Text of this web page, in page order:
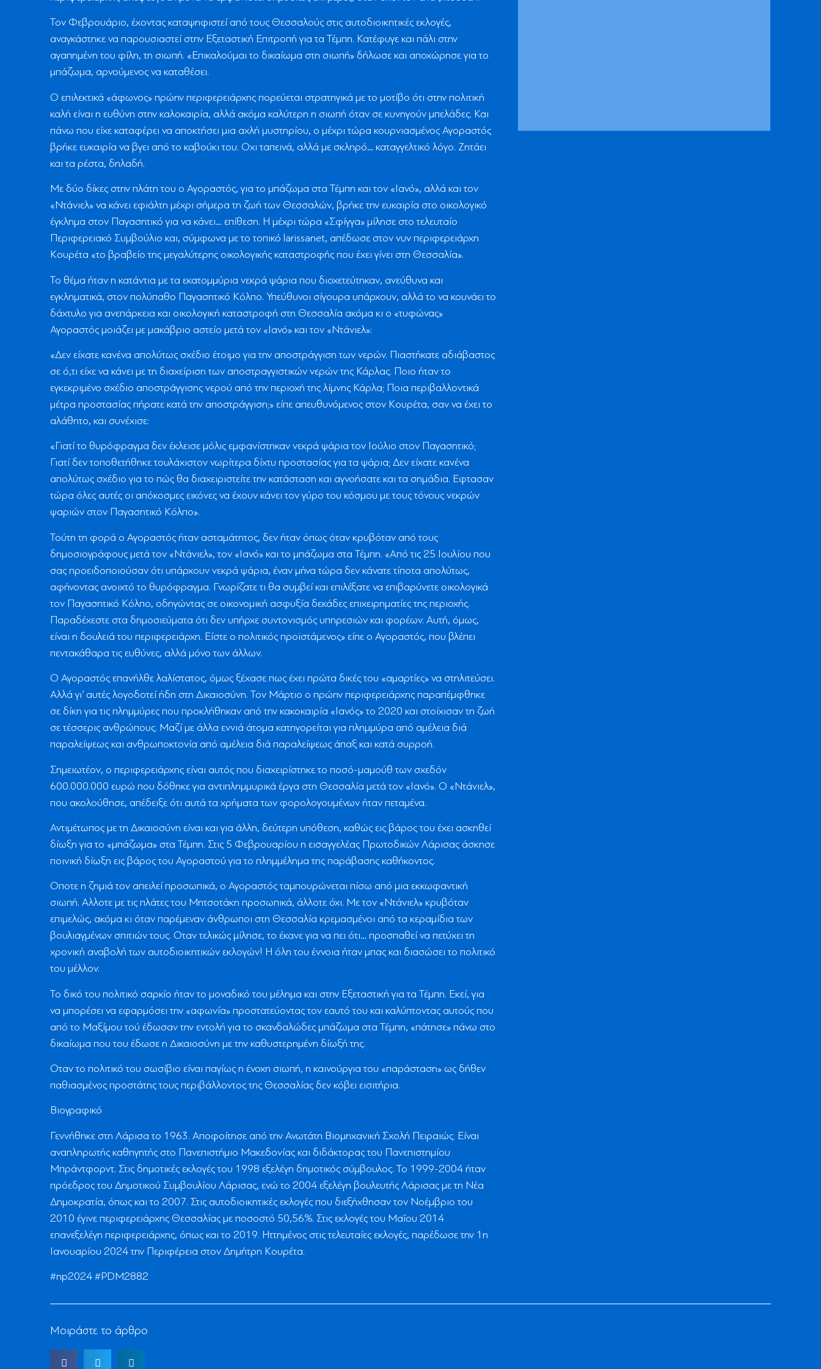
Τον Φεβρουάριο, έχοντας καταψηφιστεί από τους Θεσσαλούς στις αυτοδιοικητικές εκλογές,
αναγκάστηκε να παρουσιαστεί στην Εξεταστική Επιτροπή για τα Τέμπη. Κατέφυγε και πάλι στην
αγαπημένη του φίλη, τη σιωπή. «Επικαλούμαι το δικαίωμα στη σιωπή» δήλωσε και αποχώρησε για το
μπάζωμα, αρνούμενος να καταθέσει.
Ο επιλεκτικά «άφωνος» πρώην περιφερειάρχης πορεύεται στρατηγικά με το μοτίβο ότι στην πολιτική
καλή είναι η ευθύνη στην καλοκαιρία, αλλά ακόμα καλύτερη η σιωπή όταν σε κυνηγούν μπελάδες. Και
πάνω που είχε καταφέρει να αποκτήσει μια αχλή μυστηρίου, ο μέχρι τώρα κουρνιασμένος Αγοραστός
βρήκε ευκαιρία να βγει από το καβούκι του. Οχι ταπεινά, αλλά με σκληρό… καταγγελτικό λόγο. Ζητάει
και τα ρέστα, δηλαδή.
Με δύο δίκες στην πλάτη του ο Αγοραστός, για το μπάζωμα στα Τέμπη και τον «Ιανό», αλλά και τον
«Ντάνιελ» να κάνει εφιάλτη μέχρι σήμερα τη ζωή των Θεσσαλών, βρήκε την ευκαιρία στο οικολογικό
έγκλημα στον Παγασητικό για να κάνει… επίθεση. Η μέχρι τώρα «Σφίγγα» μίλησε στο τελευταίο
Περιφερειακό Συμβούλιο και, σύμφωνα με το τοπικό larissanet, απέδωσε στον νυν περιφερειάρχη
Κουρέτα «το βραβείο της μεγαλύτερης οικολογικής καταστροφής που έχει γίνει στη Θεσσαλία».
Το θέμα ήταν η κατάντια με τα εκατομμύρια νεκρά ψάρια που διοχετεύτηκαν, ανεύθυνα και
εγκληματικά, στον πολύπαθο Παγασητικό Κόλπο. Υπεύθυνοι σίγουρα υπάρχουν, αλλά το να κουνάει το
δάχτυλο για ανεπάρκεια και οικολογική καταστροφή στη Θεσσαλία ακόμα κι ο «τυφώνας»
Αγοραστός μοιάζει με μακάβριο αστείο μετά τον «Ιανό» και τον «Ντάνιελ»:
«Δεν είχατε κανένα απολύτως σχέδιο έτοιμο για την αποστράγγιση των νερών. Πιαστήκατε αδιάβαστος
σε ό,τι είχε να κάνει με τη διαχείριση των αποστραγγιστικών νερών της Κάρλας. Ποιο ήταν το
εγκεκριμένο σχέδιο αποστράγγισης νερού από την περιοχή της λίμνης Κάρλα; Ποια περιβαλλοντικά
μέτρα προστασίας πήρατε κατά την αποστράγγιση;» είπε απευθυνόμενος στον Κουρέτα, σαν να έχει το
αλάθητο, και συνέχισε:
«Γιατί το θυρόφραγμα δεν έκλεισε μόλις εμφανίστηκαν νεκρά ψάρια τον Ιούλιο στον Παγασητικό;
Γιατί δεν τοποθετήθηκε τουλάχιστον νωρίτερα δίχτυ προστασίας για τα ψάρια; Δεν είχατε κανένα
απολύτως σχέδιο για το πώς θα διαχειριστείτε την κατάσταση και αγνοήσατε και τα σημάδια. Εφτασαν
τώρα όλες αυτές οι απόκοσμες εικόνες να έχουν κάνει τον γύρο του κόσμου με τους τόνους νεκρών
ψαριών στον Παγασητικό Κόλπο».
Τούτη τη φορά ο Αγοραστός ήταν ασταμάτητος, δεν ήταν όπως όταν κρυβόταν από τους
δημοσιογράφους μετά τον «Ντάνιελ», τον «Ιανό» και το μπάζωμα στα Τέμπη. «Από τις 25 Ιουλίου που
σας προειδοποιούσαν ότι υπάρχουν νεκρά ψάρια, έναν μήνα τώρα δεν κάνατε τίποτα απολύτως,
αφήνοντας ανοιχτό το θυρόφραγμα. Γνωρίζατε τι θα συμβεί και επιλέξατε να επιβαρύνετε οικολογικά
τον Παγασητικό Κόλπο, οδηγώντας σε οικονομική ασφυξία δεκάδες επιχειρηματίες της περιοχής.
Παραδέχεστε στα δημοσιεύματα ότι δεν υπήρχε συντονισμός υπηρεσιών και φορέων. Αυτή, όμως,
είναι η δουλειά του περιφερειάρχη. Είστε ο πολιτικός προϊστάμενος» είπε ο Αγοραστός, που βλέπει
πεντακάθαρα τις ευθύνες, αλλά μόνο των άλλων.
Ο Αγοραστός επανήλθε λαλίστατος, όμως ξέχασε πως έχει πρώτα δικές του «αμαρτίες» να στηλιτεύσει.
Αλλά γι’ αυτές λογοδοτεί ήδη στη Δικαιοσύνη. Τον Μάρτιο ο πρώην περιφερειάρχης παραπέμφθηκε
σε δίκη για τις πλημμύρες που προκλήθηκαν από την κακοκαιρία «Ιανός» το 2020 και στοίχισαν τη ζωή
σε τέσσερις ανθρώπους. Μαζί με άλλα εννιά άτομα κατηγορείται για πλημμύρα από αμέλεια διά
παραλείψεως και ανθρωποκτονία από αμέλεια διά παραλείψεως άπαξ και κατά συρροή.
Σημειωτέον, ο περιφερειάρχης είναι αυτός που διαχειρίστηκε το ποσό-μαμούθ των σχεδόν
600.000.000 ευρώ που δόθηκε για αντιπλημμυρικά έργα στη Θεσσαλία μετά τον «Ιανό». Ο «Ντάνιελ»,
που ακολούθησε, απέδειξε ότι αυτά τα χρήματα των φορολογουμένων ήταν πεταμένα.
Αντιμέτωπος με τη Δικαιοσύνη είναι και για άλλη, δεύτερη υπόθεση, καθώς εις βάρος του έχει ασκηθεί
δίωξη για το «μπάζωμα» στα Τέμπη. Στις 5 Φεβρουαρίου η εισαγγελέας Πρωτοδικών Λάρισας άσκησε
ποινική δίωξη εις βάρος του Αγοραστού για το πλημμέλημα της παράβασης καθήκοντος.
Οποτε η ζημιά τον απειλεί προσωπικά, ο Αγοραστός ταμπουρώνεται πίσω από μια εκκωφαντική
σιωπή. Αλλοτε με τις πλάτες του Μητσοτάκη προσωπικά, άλλοτε όχι. Με τον «Ντάνιελ» κρυβόταν
επιμελώς, ακόμα κι όταν παρέμεναν άνθρωποι στη Θεσσαλία κρεμασμένοι από τα κεραμίδια των
βουλιαγμένων σπιτιών τους. Οταν τελικώς μίλησε, το έκανε για να πει ότι… προσπαθεί να πετύχει τη
χρονική αναβολή των αυτοδιοικητικών εκλογών! Η όλη του έννοια ήταν μπας και διασώσει το πολιτικό
του μέλλον.
Το δικό του πολιτικό σαρκίο ήταν το μοναδικό του μέλημα και στην Εξεταστική για τα Τέμπη. Εκεί, για
να μπορέσει να εφαρμόσει την «αφωνία» προστατεύοντας τον εαυτό του και καλύπτοντας αυτούς που
από το Μαξίμου τού έδωσαν την εντολή για το σκανδαλώδες μπάζωμα στα Τέμπη, «πάτησε» πάνω στο
δικαίωμα που του έδωσε η Δικαιοσύνη με την καθυστερημένη δίωξή της.
Οταν το πολιτικό του σωσίβιο είναι παγίως η ένοχη σιωπή, η καινούργια του «παράσταση» ως δήθεν
παθιασμένος προστάτης τους περιβάλλοντος της Θεσσαλίας δεν κόβει εισιτήρια.
Βιογραφικό
Γεννήθηκε στη Λάρισα το 1963. Αποφοίτησε από την Ανωτάτη Βιομηχανική Σχολή Πειραιώς. Είναι
αναπληρωτής καθηγητής στο Πανεπιστήμιο Μακεδονίας και διδάκτορας του Πανεπιστημίου
Μπράντφορντ. Στις δημοτικές εκλογές του 1998 εξελέγη δημοτικός σύμβουλος. Το 1999-2004 ήταν
πρόεδρος του Δημοτικού Συμβουλίου Λάρισας, ενώ το 2004 εξελέγη βουλευτής Λάρισας με τη Νέα
Δημοκρατία, όπως και το 2007. Στις αυτοδιοικητικές εκλογές που διεξήχθησαν τον Νοέμβριο του
2010 έγινε περιφερειάρχης Θεσσαλίας με ποσοστό 50,56%. Στις εκλογές του Μαΐου 2014
επανεξελέγη περιφερειάρχης, όπως και το 2019. Ηττημένος στις τελευταίες εκλογές, παρέδωσε την 1η
Ιανουαρίου 2024 την Περιφέρεια στον Δημήτρη Κουρέτα.
#np2024 #PDM2882
Μοιράστε το άρθρο